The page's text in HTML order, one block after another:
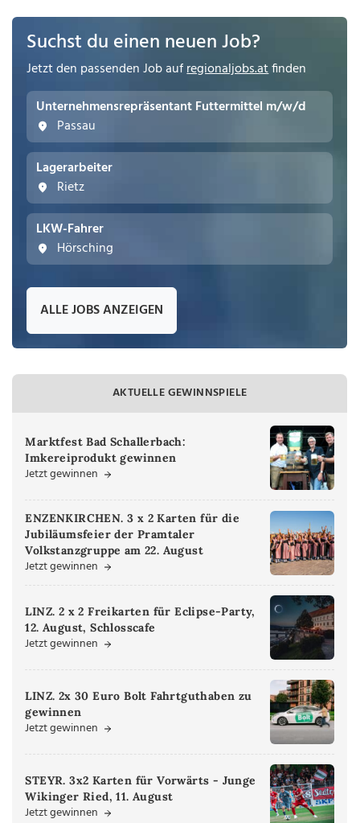
Suchst du einen neuen Job?
Jetzt den passenden Job aufregionaljobs.atfinden
Unternehmensrepräsentant Futtermittel m/w/d
Passau
Lagerarbeiter
Rietz
LKW-Fahrer
Hörsching
ALLE JOBS ANZEIGEN
AKTUELLE GEWINNSPIELE
Marktfest Bad Schallerbach:
Imkereiprodukt gewinnen
Jetzt gewinnen
ENZENKIRCHEN. 3 x 2 Karten für die
Jubiläumsfeier der Pramtaler
Volkstanzgruppe am 22. August
Jetzt gewinnen
LINZ. 2 x 2 Freikarten für Eclipse-Party,
12. August, Schlosscafe
Jetzt gewinnen
LINZ. 2x 30 Euro Bolt Fahrtguthaben zu
gewinnen
Jetzt gewinnen
STEYR. 3x2 Karten für Vorwärts - Junge
Wikinger Ried, 11. August
Jetzt gewinnen